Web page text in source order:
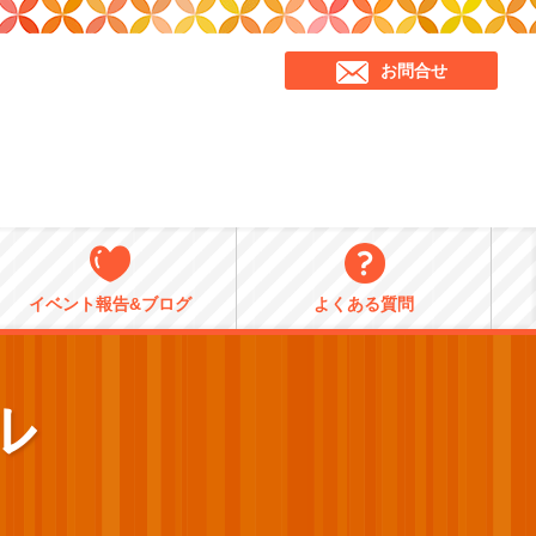
お問合せ
イベント報告&ブログ よくある質問